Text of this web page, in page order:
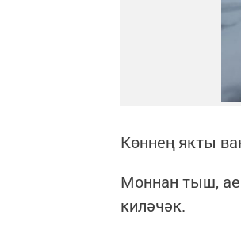
Көннең якты
Моннан тыш,
киләчәк.